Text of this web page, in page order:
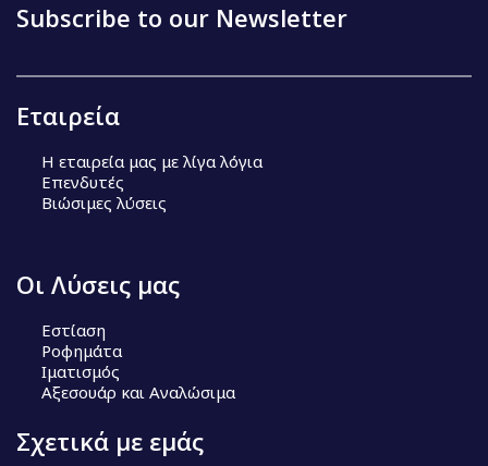
Subscribe to our Newsletter
Εταιρεία
Η εταιρεία μας με λίγα λόγια
Επενδυτές
Βιώσιμες λύσεις
Οι Λύσεις μας
Εστίαση
Ροφημάτα
Ιματισμός
Αξεσουάρ και Αναλώσιμα
Σχετικά με εμάς